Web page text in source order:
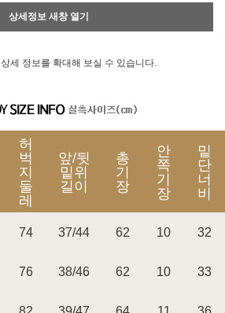
PAYCO 바로구매
상세정보 새창 열기
상세 정보를 확대해 보실 수 있습니다.
허
벅
지
둘
레
앞/뒷
밑위
길이
총
기
장
안
쪽
기
장
밑
단
너
비
74 37/44 62 10 32
76 38/46 62 10 33